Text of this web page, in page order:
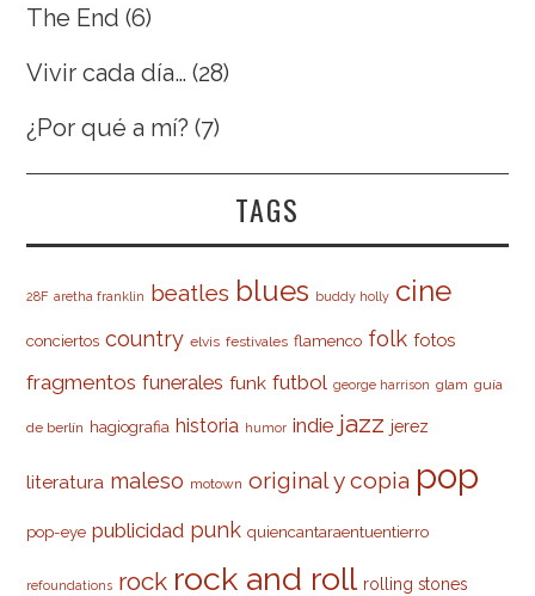
The End (6)
Vivir cada día… (28)
¿Por qué a mí? (7)
TAGS
28F aretha franklin beatles blues buddy holly cine
conciertos country elvis festivales flamenco folk fotos
fragmentos funerales funk futbol george harrison glam guía
de berlín hagiografia historia humor indie jazz jerez
literatura maleso motown original y copia pop
pop-eye publicidad punk quiencantaraentuentierro
refoundations rock rock and roll rolling stones